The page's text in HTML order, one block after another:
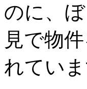
のに、
見で物
れていま